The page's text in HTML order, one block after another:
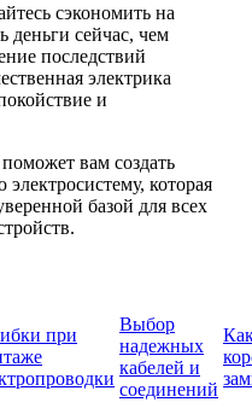
сэкономить на
сейчас, чем
последствий
электрика
и
вам создать
которая
базой для всех
при
Выбор
надежных
кабелей и
соединений